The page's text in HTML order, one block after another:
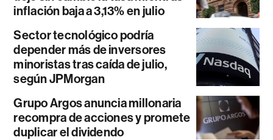
inflación baja a 3,13% en julio
Sector tecnológico podría
depender más de inversores
minoristas tras caída de julio,
según JPMorgan
Grupo Argos anuncia millonaria
recompra de acciones y promete
duplicar el dividendo